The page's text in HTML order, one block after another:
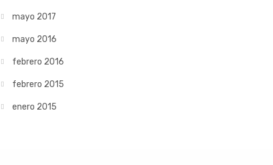
mayo 2017
mayo 2016
febrero 2016
febrero 2015
enero 2015